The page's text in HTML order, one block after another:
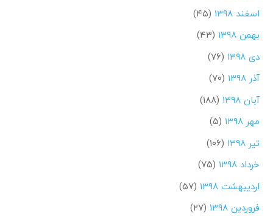
اسفند ۱۳۹۸
(۴۵)
بهمن ۱۳۹۸
(۴۳)
دی ۱۳۹۸
(۷۶)
آذر ۱۳۹۸
(۷۰)
آبان ۱۳۹۸
(۱۸۸)
مهر ۱۳۹۸
(۵)
تیر ۱۳۹۸
(۱۰۶)
خرداد ۱۳۹۸
(۷۵)
اردیبهشت ۱۳۹۸
(۵۷)
فروردین ۱۳۹۸
(۲۷)